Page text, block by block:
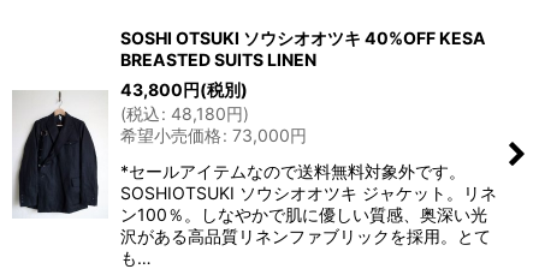
絞り込む
SOSHI OTSUKI ソウシオオツキ 40%OFF KESA
BREASTED SUITS LINEN
43,800円(税別)
(税込: 48,180円)
希望小売価格: 73,000円
*セールアイテムなので送料無料対象外です。
SOSHIOTSUKI ソウシオオツキ ジャケット。リネ
ン100％。しなやかで肌に優しい質感、奥深い光
沢がある高品質リネンファブリックを採用。とて
も…